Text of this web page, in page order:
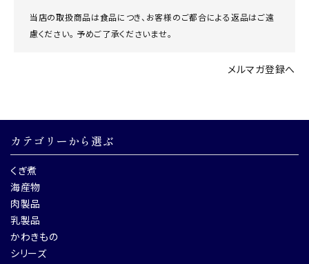
当店の取扱商品は食品につき、お客様のご都合による返品はご遠
慮ください。 予めご了承くださいませ。
メルマガ登録へ
カテゴリーから選ぶ
くぎ煮
海産物
肉製品
乳製品
かわきもの
シリーズ